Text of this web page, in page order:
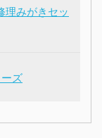
理みがきセッ
ズ